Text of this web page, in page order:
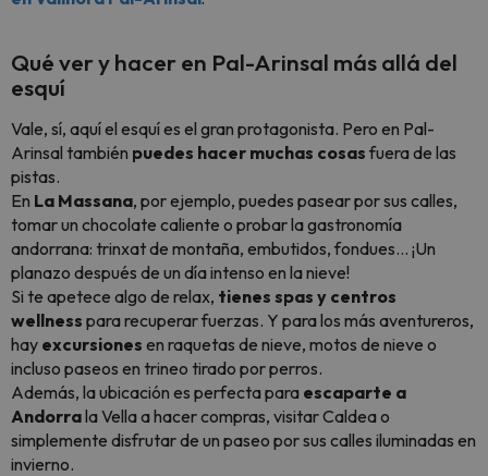
Qué ver y hacer en Pal-Arinsal más allá del
esquí
Vale, sí, aquí el esquí es el gran protagonista. Pero en Pal-
Arinsal también puedes hacer muchas cosasfuera de las
pistas.
En La Massana, por ejemplo, puedes pasear por sus calles,
tomar un chocolate caliente o probar la gastronomía
andorrana: trinxat de montaña, embutidos, fondues… ¡Un
planazo después de un día intenso en la nieve!
Si te apetece algo de relax, tienes spas y centros
wellness para recuperar fuerzas. Y para los más aventureros,
hay excursiones en raquetas de nieve, motos de nieve o
incluso paseos en trineo tirado por perros.
Además, la ubicación es perfecta para escaparte a
Andorrala Vella a hacer compras, visitar Caldea o
simplemente disfrutar de un paseo por sus calles iluminadas en
invierno.